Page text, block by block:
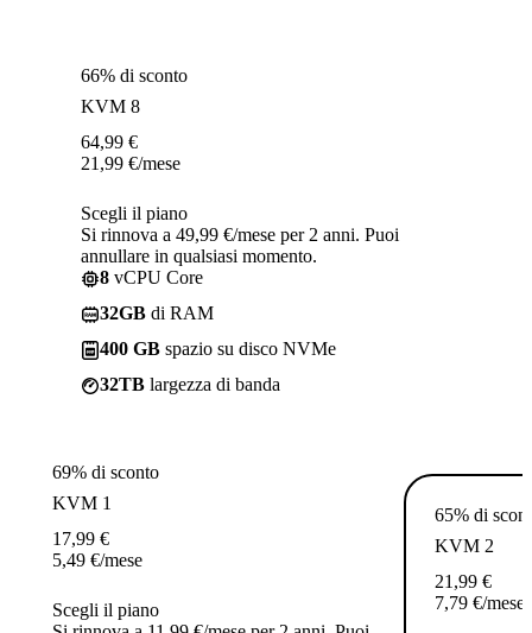
66% di sconto
KVM 8
64,99 €
21,99 €/mese
Scegli il piano
Si rinnova a 49,99 €/mese per 2 anni. Puoi
annullare in qualsiasi momento.
8 vCPU Core
32GB di RAM
400 GB spazio su disco NVMe
32TB largezza di banda
69% di sconto
KVM 1
17,99 €
5,49 €/mese
Scegli il piano
65% di
KVM 2
21,99 €
7,79 €/mese